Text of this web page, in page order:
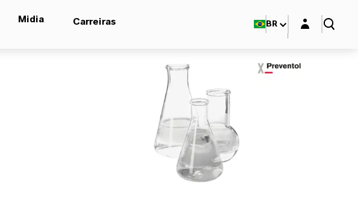
Midia Carreiras BR Login layer